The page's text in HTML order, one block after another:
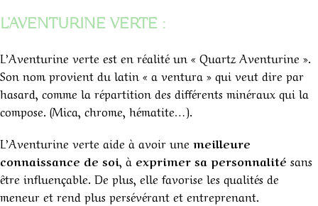
L’AVENTURINE VERTE :
L’Aventurine verte est en réalité un « Quartz Aventurine ».
Son nom provient du latin « a ventura » qui veut dire par
hasard, comme la répartition des différents minéraux qui la
compose. (Mica, chrome, hématite…).
L’Aventurine verte aide à avoir une meilleure
connaissance de soi, à exprimer sa personnalité sans
être influençable. De plus, elle favorise les qualités de
meneur et rend plus persévérant et entreprenant.